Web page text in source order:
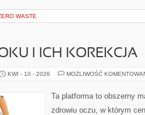
WASTE
I ICH KOREKCJA
KWI - 10 - 2026 MOŻLIWOŚĆ
Ta platforma to obszerny
zdrowiu oczu, w którym